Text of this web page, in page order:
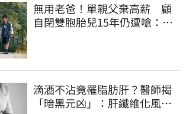
無用老爸！單親父棄高薪 顧
自閉雙胞胎兒15年仍遭嗆：怎
滴酒不沾竟罹脂肪肝？醫師揭
「暗黑元凶」：肝纖維化風險